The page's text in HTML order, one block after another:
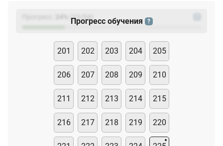
(23
Прогресс обучения ?
201 202 203 204 205
206 207 208 209 210
211 212 213 214 215
216 217 218 219 220